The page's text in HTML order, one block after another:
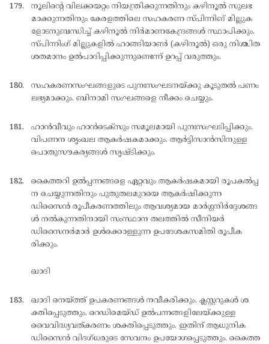
നൂലിന്റെ വിലക്കയറ്റം നിയന്ത്രിക്കുന്നതിനും കഴിനൂല്‍ സുലഭ
മാക്കുന്നതിനും കേരളത്തിലെ സഹകരണ സ്പിന്നിങ് മില്ലുക
ളോടനുബന്ധിച്ച് കഴിനൂല്‍ നിര്‍മാണകേന്ദ്രങ്ങള്‍ സ്ഥാപിക്കും.
സ്പിന്നിംഗ് മില്ലുകളില്‍ ഹാങ്ങിയാണ്‍ (കഴിനൂല്‍) ഒരു നിശ്ചിത
ശതമാനം ഉല്‍പാദിപ്പിക്കുന്നുണ്ടെന്ന് ഉറപ്പ് വരുത്തും.
സഹകരണസംഘങ്ങളുടെ പുനഃസംഘടനയ്ക്കു കൂടുതല്‍ പണം
ലഭ്യമാക്കും. ബിനാമി സംഘങ്ങളെ നീക്കം ചെയ്യും.
ഹാന്‍വീവും ഹാന്‍ടെക്സും സമൂലമായി പുനഃസംഘടിപ്പിക്കും.
വിപണന ശൃംഖല ആകര്‍ഷകമാക്കും. ആര്‍ട്ടിസാന്‍സിനുള്ള
പൊതുസൗകര്യങ്ങള്‍ സൃഷ്ടിക്കും.
കൈത്തറി ഉല്‍പ്പന്നങ്ങളെ ഏറ്റവും ആകര്‍ഷകമായി രൂപകല്‍പ്പ
ന ചെയ്യുന്നതിനും പുതുതലമുറയെ ആകര്‍ഷിക്കുന്ന
ഡിസൈന്‍ രൂപീകരണത്തിലും ആവശ്യമായ മാര്‍ഗ്ഗനിര്‍ദ്ദേശങ്ങ
ള്‍ നല്‍കുന്നതിനായി സംസ്ഥാന തലത്തില്‍ സീനിയര്‍
ഡിസൈനര്‍മാര്‍ ഉള്‍ക്കൊള്ളുന്ന ഉപദേശകസമിതി രൂപീക
രിക്കും.
ഖാദി
ഖാദി നെയ്ത്ത് ഉപകരണങ്ങള്‍ നവീകരിക്കും. ക്ലസ്റ്ററുകള്‍ ശ
ക്തിപ്പെടുത്തും. റെഡിമെയ്ഡ് ഉല്‍പന്നങ്ങളിലേയ്ക്കുള്ള
വൈവിദ്ധ്യവത്കരണം ശക്തിപ്പെടുത്തും. ഇതിന് ആധുനിക
ഡിസൈന്‍ വിദഗ്ധരുടെ സേവനം ഉപയോഗപ്പെടുത്തും. കൈത്ത